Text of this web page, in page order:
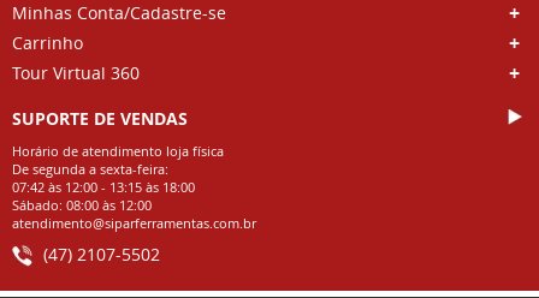
Minhas Conta/Cadastre-se
Carrinho
Tour Virtual 360
SUPORTE DE VENDAS
Horário de atendimento loja física
De segunda a sexta-feira:
07:42 às 12:00 - 13:15 às 18:00
Sábado: 08:00 às 12:00
atendimento@siparferramentas.com.br
(47) 2107-5502